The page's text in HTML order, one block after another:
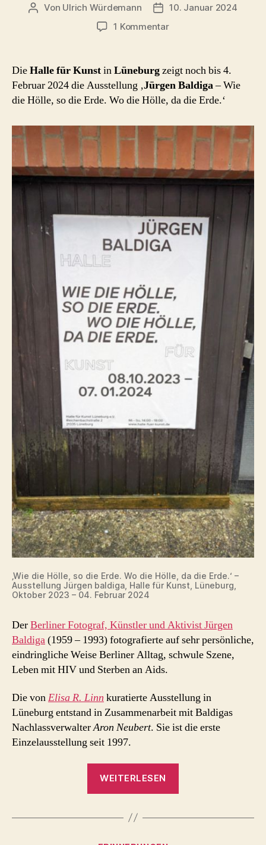
Beitragsautor
Von Ulrich Würdemann Beitragsdatum
10. Januar 2024
1 Kommentarzu
Jürgen
Baldiga
DieHalle für KunstinLüneburgzeigt noch bis 4.
Februar 2024 die Ausstellung ‚Jürgen Baldiga– Wie
die Hölle, so die Erde. Wo die Hölle, da die Erde.‘
‚Wie die Hölle, so die Erde. Wo die Hölle, da die Erde.‘ –
Ausstellung Jürgen baldiga, Halle für Kunst, Lüneburg,
Oktober 2023 – 04. Februar 2024
DerBerliner Fotograf, Künstler und Aktivist Jürgen
Baldiga(1959 – 1993) fotografierte auf sehr persönliche,
eindringliche Weise Berliner Alltag, schwule Szene,
Leben mit HIV und Sterben an Aids.
Die vonElisa R. Linn kuratierte Ausstellung in
Lüneburg entstand in Zusammenarbeit mit Baldigas
NachlassverwalterAron Neubert. Sie ist die erste
Einzelausstellung seit 1997.
WEITERLESEN
Baldiga“